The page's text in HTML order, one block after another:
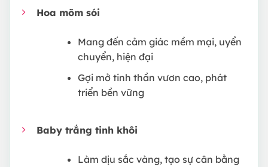
Hoa mõm sói
Mang đến cảm giác mềm mại, uyển
chuyển, hiện đại
Gợi mở tinh thần vươn cao, phát
triển bền vững
Baby trắng tinh khôi
Làm dịu sắc vàng, tạo sự cân bằng